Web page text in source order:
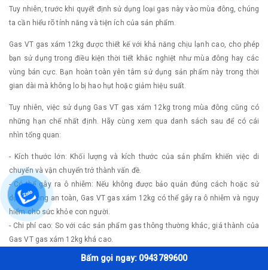
Tuy nhiên, trước khi quyết định sử dụng loại gas này vào mùa đông, chúng
ta cần hiểu rõ tính năng và tiện ích của sản phẩm.
Gas VT gas xám 12kg được thiết kế với khả năng chịu lạnh cao, cho phép
bạn sử dụng trong điều kiện thời tiết khắc nghiệt như mùa đông hay các
vùng bán cực. Bạn hoàn toàn yên tâm sử dụng sản phẩm này trong thời
gian dài mà không lo bị hao hụt hoặc giảm hiệu suất.
Tuy nhiên, việc sử dụng Gas VT gas xám 12kg trong mùa đông cũng có
những hạn chế nhất định. Hãy cùng xem qua danh sách sau để có cái
nhìn tổng quan:
- Kích thước lớn: Khối lượng và kích thước của sản phẩm khiến việc di
chuyển và vận chuyển trở thành vấn đề.
- Có thể gây ra ô nhiễm: Nếu không được bảo quản đúng cách hoặc sử
dụng không an toàn, Gas VT gas xám 12kg có thể gây ra ô nhiễm và nguy
hiểm cho sức khỏe con người.
- Chi phí cao: So với các sản phẩm gas thông thường khác, giá thành của
Gas VT gas xám 12kg khá cao.
- Không phù hợp cho mục đích di chuyển: Sản phẩm này chỉ phù hợp để sử
Bấm gọi ngay: 0943789600